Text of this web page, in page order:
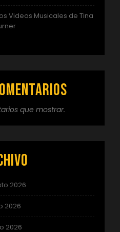
Videos Musicales de Tina
que mostrar.
2026
2026
2026